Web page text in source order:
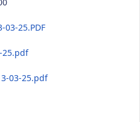
03-25.PDF
25.pdf
03-25.pdf